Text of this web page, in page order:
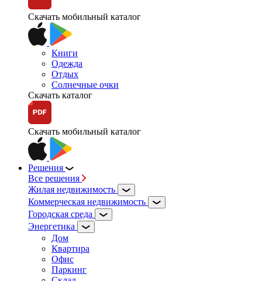
Скачать мобильный каталог
Книги
Одежда
Отдых
Солнечные очки
Скачать каталог
Скачать мобильный каталог
Решения
Все решения
Жилая недвижимость
Коммерческая недвижимость
Городская среда
Энергетика
Дом
Квартира
Офис
Паркинг